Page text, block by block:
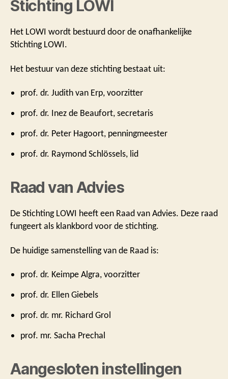
Stichting LOWI
Het LOWI wordt bestuurd door de onafhankelijke
Stichting LOWI.
Het bestuur van deze stichting bestaat uit:
prof. dr. Judith van Erp, voorzitter
prof. dr. Inez de Beaufort, secretaris
prof. dr. Peter Hagoort, penningmeester
prof. dr. Raymond Schlössels, lid
Raad van Advies
De Stichting LOWI heeft een Raad van Advies. Deze raad
fungeert als klankbord voor de stichting.
De huidige samenstelling van de Raad is:
prof. dr. Keimpe Algra, voorzitter
prof. dr. Ellen Giebels
prof. dr. mr. Richard Grol
prof. mr. Sacha Prechal
Aangesloten instellingen